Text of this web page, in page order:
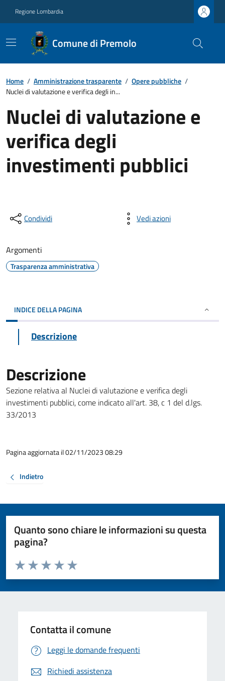
Regione Lombardia
Comune di Premolo
Home / Amministrazione trasparente / Opere pubbliche /
Nuclei di valutazione e verifica degli in...
Nuclei di valutazione e
verifica degli
investimenti pubblici
Condividi Vedi azioni
Argomenti
Trasparenza amministrativa
INDICE DELLA PAGINA
Descrizione
Descrizione
Sezione relativa al Nuclei di valutazione e verifica degli
investimenti pubblici, come indicato all'art. 38, c 1 del d.lgs.
33/2013
Pagina aggiornata il 02/11/2023 08:29
Indietro
Quanto sono chiare le informazioni su questa
pagina?
Valuta da 1 a 5 stelle la pagina
Valuta 5 stelle su 5
Valuta 4 stelle su 5
Valuta 3 stelle su 5
Valuta 2 stelle su 5
Valuta 1 stelle su 5
Contatta il comune
Leggi le domande frequenti
Richiedi assistenza